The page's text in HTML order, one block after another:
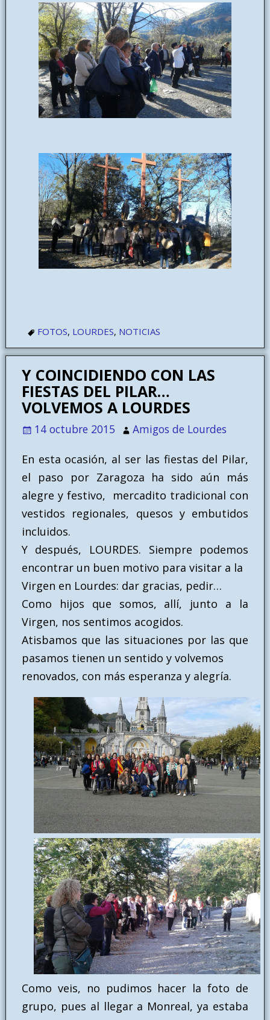
FOTOS, LOURDES, NOTICIAS
Y COINCIDIENDO CON LAS
FIESTAS DEL PILAR…
VOLVEMOS A LOURDES
14 octubre 2015 Amigos de Lourdes
En esta ocasión, al ser las fiestas del Pilar,
el paso por Zaragoza ha sido aún más
alegre y festivo, mercadito tradicional con
vestidos regionales, quesos y embutidos
incluidos.
Y después, LOURDES. Siempre podemos
encontrar un buen motivo para visitar a la
Virgen en Lourdes: dar gracias, pedir…
Como hijos que somos, allí, junto a la
Virgen, nos sentimos acogidos.
Atisbamos que las situaciones por las que
pasamos tienen un sentido y volvemos
renovados, con más esperanza y alegría.
Como veis, no pudimos hacer la foto de
grupo, pues al llegar a Monreal, ya estaba